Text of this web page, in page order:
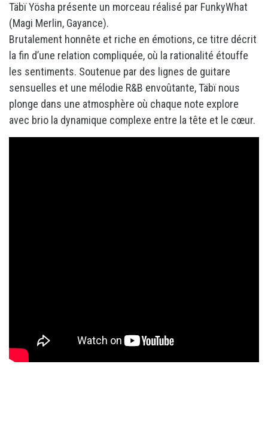
Täbï Yösha présente un morceau réalisé par FunkyWhat
(Magi Merlin, Gayance).
Brutalement honnête et riche en émotions, ce titre décrit
la fin d’une relation compliquée, où la rationalité étouffe
les sentiments. Soutenue par des lignes de guitare
sensuelles et une mélodie R&B envoûtante, Täbï nous
plonge dans une atmosphère où chaque note explore
avec brio la dynamique complexe entre la tête et le cœur.